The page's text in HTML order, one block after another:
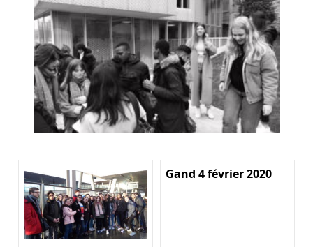
Gand 4 février 2020